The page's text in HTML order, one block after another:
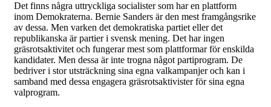
Det finns några uttryckliga socialister som har en plattform
inom Demokraterna. Bernie Sanders är den mest framgångsrike
av dessa. Men varken det demokratiska partiet eller det
republikanska är partier i svensk mening. Det har ingen
gräsrotsaktivitet och fungerar mest som plattformar för enskilda
kandidater. Men dessa är inte trogna något partiprogram. De
bedriver i stor utsträckning sina egna valkampanjer och kan i
samband med dessa engagera gräsrotsaktivister för sina egna
valprogram.